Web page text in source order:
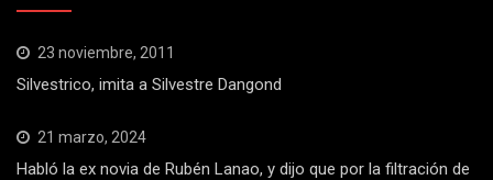
23 noviembre, 2011
Silvestrico, imita a Silvestre Dangond
21 marzo, 2024
Habló la ex novia de Rubén Lanao, y dijo que por la filtración de